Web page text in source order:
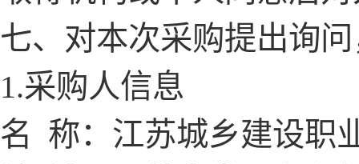
七、对本次采购提出询
1.采购人信息
名 称：江苏城乡建设职